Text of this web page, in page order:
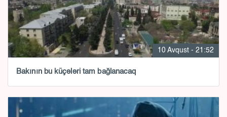
10 Avqust - 21:52
Bakının bu küçələri tam bağlanacaq